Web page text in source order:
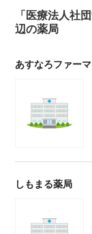
「医療法人社
辺の薬局
あすなろファー
しもまる薬局